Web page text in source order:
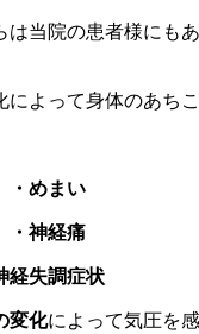
は当院の患者様にも
よって身体のあち
めまい
神経痛
経失調症状
変化によって気圧を